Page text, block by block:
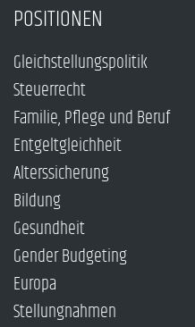
POSITIONEN
Gleichstellungspolitik
Steuerrecht
Familie, Pflege und Beruf
Entgeltgleichheit
Alterssicherung
Bildung
Gesundheit
Gender Budgeting
Europa
Stellungnahmen